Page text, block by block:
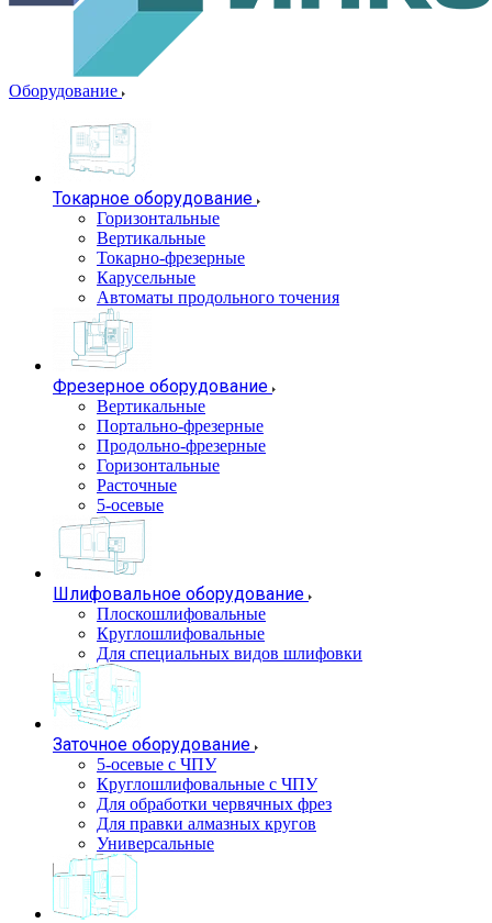
Оборудование
Токарное оборудование
Горизонтальные
Вертикальные
Токарно-фрезерные
Карусельные
Автоматы продольного точения
Фрезерное оборудование
Вертикальные
Портально-фрезерные
Продольно-фрезерные
Горизонтальные
Расточные
5-осевые
Шлифовальное оборудование
Плоскошлифовальные
Круглошлифовальные
Для специальных видов шлифовки
Заточное оборудование
5-осевые с ЧПУ
Круглошлифовальные с ЧПУ
Для обработки червячных фрез
Для правки алмазных кругов
Универсальные